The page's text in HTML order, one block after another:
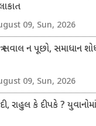
09, Sun, 2026
સવાલ ન પૂછો, સમાધાન
09, Sun, 2026
રાહુલ કે દીપકે ?